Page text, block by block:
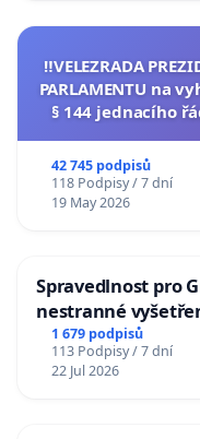
‼️VELEZRADA
PARLAMENTU na
§ 144 jednacího
42 745 podpisů
118 Podpisy / 7 dní
19 May 2026
Spravedlnost pro
nestranné
1 679 podpisů
113 Podpisy / 7 dní
22 Jul 2026